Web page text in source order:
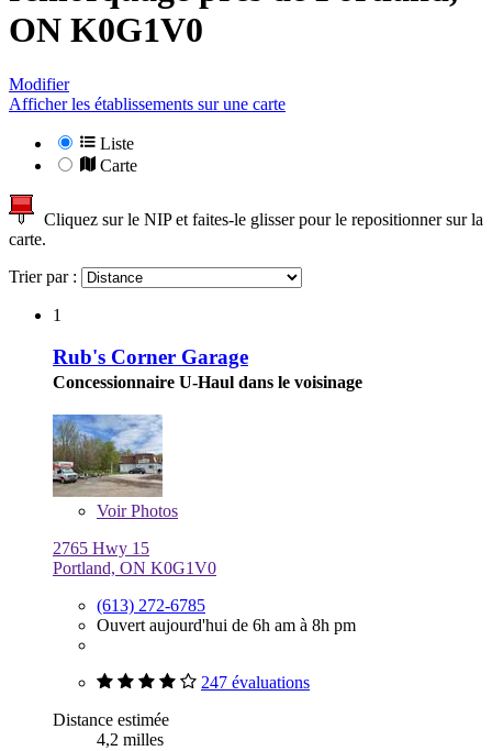
ON K0G1V0
Modifier
Afficher les établissements sur une carte
Liste
Carte
Cliquez sur le NIP et faites-le glisser pour le repositionner sur la
carte.
Trier par :
1
Rub's Corner Garage
Concessionnaire U-Haul dans le voisinage
VoirPhotos
2765 Hwy 15
Portland, ON K0G1V0
(613) 272-6785
Ouvert aujourd'hui de 6h am à 8h pm
247 évaluations
Distance estimée
4,2 milles